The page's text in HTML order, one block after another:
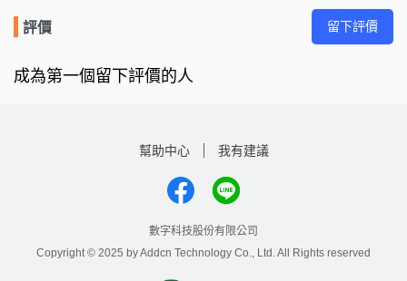
評價 留下評價
成為第一個留下評價的人
幫助中心 我有建議
數字科技股份有限公司
Copyright © 2025 by Addcn Technology Co., Ltd. All Rights reserved